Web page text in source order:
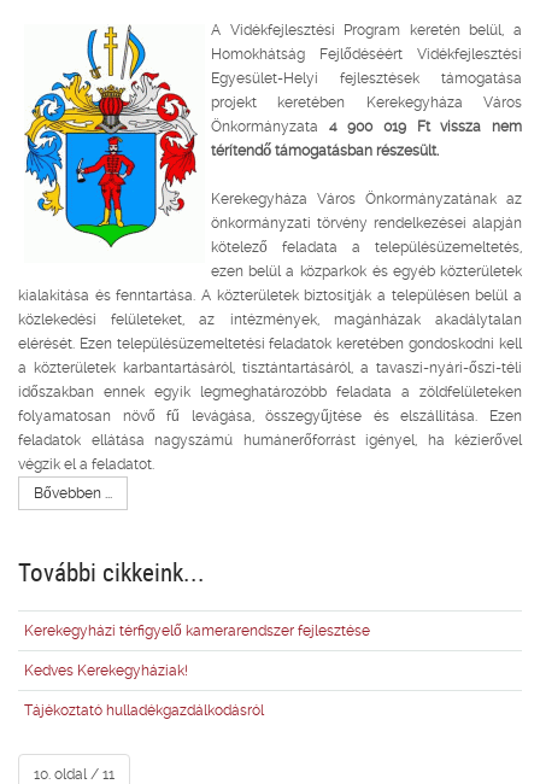
A Vidékfejlesztési Program keretén belül, a
Homokhátság Fejlődéséért Vidékfejlesztési
Egyesület-Helyi fejlesztések támogatása
projekt keretében Kerekegyháza Város
Önkormányzata 4 900 019 Ft vissza nem
térítendő támogatásban részesült.
Kerekegyháza Város Önkormányzatának az
önkormányzati törvény rendelkezései alapján
kötelező feladata a településüzemeltetés,
ezen belül a közparkok és egyéb közterületek
kialakítása és fenntartása. A közterületek biztosítják a településen belül a
közlekedési felületeket, az intézmények, magánházak akadálytalan
elérését. Ezen településüzemeltetési feladatok keretében gondoskodni kell
a közterületek karbantartásáról, tisztántartásáról, a tavaszi-nyári-őszi-téli
időszakban ennek egyik legmeghatározóbb feladata a zöldfelületeken
folyamatosan növő fű levágása, összegyűjtése és elszállítása. Ezen
feladatok ellátása nagyszámú humánerőforrást igényel, ha kézierővel
végzik el a feladatot.
Bővebben ...
További cikkeink...
Kerekegyházi térfigyelő kamerarendszer fejlesztése
Kedves Kerekegyháziak!
Tájékoztató hulladékgazdálkodásról
10. oldal / 11